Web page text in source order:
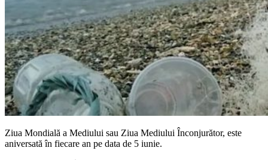
Ziua Mondială a Mediului sau Ziua Mediului Înconjurător, este
aniversată în fiecare an pe data de 5 iunie.